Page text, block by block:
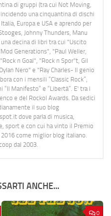
di gruppi (tra cui Not Moving,
una cinquantina di dischi
Europa e USA e aprendo per
Johnny Thunders, Manu
decina di libri tra cui "Uscito
Generations", "Paul Weller,
n Goal", "Rock n Spor"t, Gil
Nero" e "Ray Charles- Il genio
con i mensili “Classic Rock”,
Manifesto” e “Libertà”. E' tra i
e del Rockol Awards. Da sedici
il suo blog
dove parla di musica,
sport e con cui ha vinto il Premio
come miglior blog italiano.
dal 2003.
ANCHE...
0